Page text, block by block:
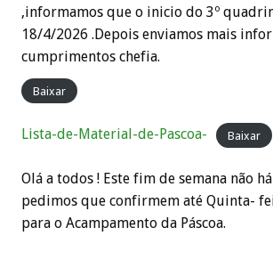
,informamos que o inicio do 3º
18/4/2026 .Depois enviamos mais
cumprimentos chefia.
Baixar
Lista-de-Material-de-Pascoa- Baixar
Olá a todos ! Este fim de semana não
pedimos que confirmem até Quinta-
para o Acampamento da Páscoa.